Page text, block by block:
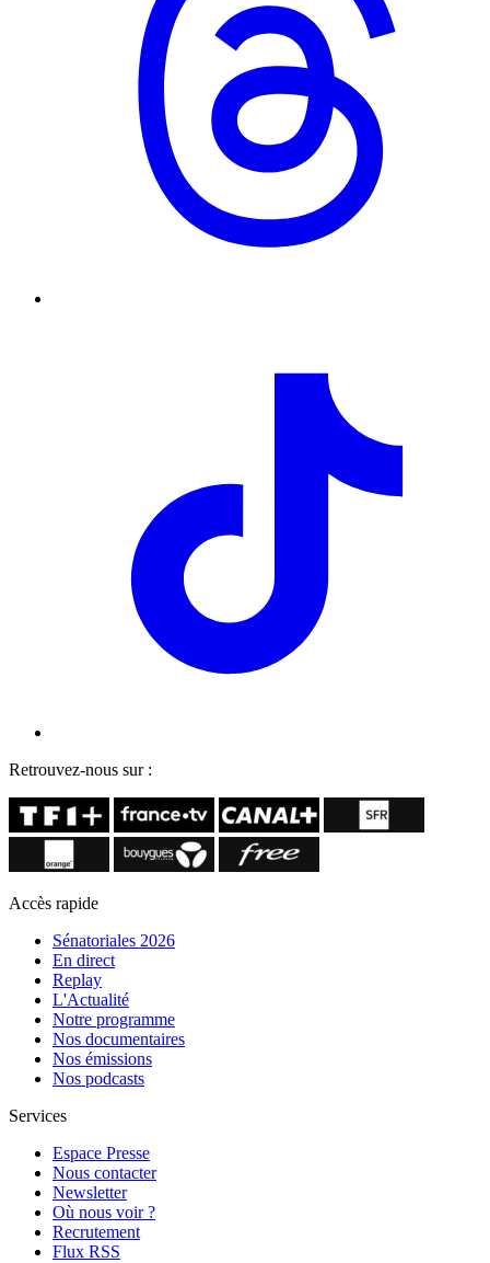
Retrouvez-nous sur :
Accès rapide
Sénatoriales 2026
En direct
Replay
L'Actualité
Notre programme
Nos documentaires
Nos émissions
Nos podcasts
Services
Espace Presse
Nous contacter
Newsletter
Où nous voir ?
Recrutement
Flux RSS